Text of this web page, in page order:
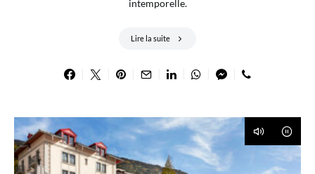
intemporelle.
Lire la suite